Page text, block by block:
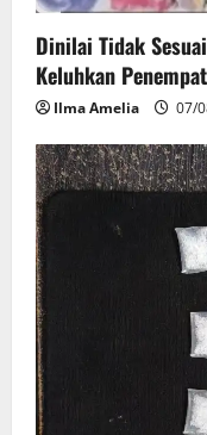
Dinilai Tidak
Keluhkan
Ilma Amelia 07/